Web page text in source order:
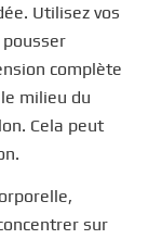
Utilisez vos
complète
milieu du
Cela peut
sur